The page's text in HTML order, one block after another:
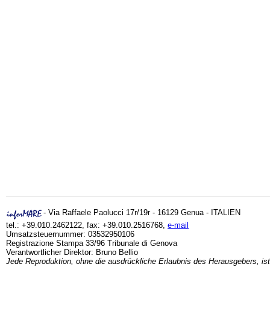
- Via Raffaele Paolucci 17r/19r - 16129 Genua - ITALIEN
tel.: +39.010.2462122, fax: +39.010.2516768, e-mail
Umsatzsteuernummer: 03532950106
Registrazione Stampa 33/96 Tribunale di Genova
Verantwortlicher Direktor: Bruno Bellio
Jede Reproduktion, ohne die ausdrückliche Erlaubnis des Herausgebers,